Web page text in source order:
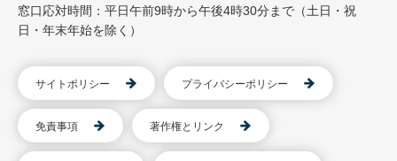
窓口応対時間：平日午前9時から午後4時30分まで（土日・祝
日・年末年始を除く）
サイトポリシー プライバシーポリシー
免責事項 著作権とリンク